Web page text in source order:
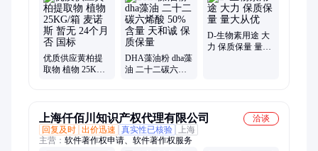
素、酪蛋白酸钠、普鲁兰多糖、乳酸链球菌素、食品级黄原胶
优质供应黄柏提
取物 植物 25KG/
DHA藻油粉 dha藻
油 二十二碳六烯
D-生物素用途 大
力 保质保量 量大
上海仟佰川知识产权代理有限公司
洽谈
回复及时 出价迅速 真实性已核验
上海
主营： 软件著作权申请、软件著作权服务